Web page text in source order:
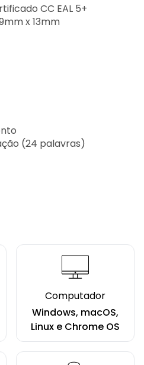
CC EAL 5+
x 13mm
(24 palavras)
Computador
Windows, macOS,
Linux e Chrome OS